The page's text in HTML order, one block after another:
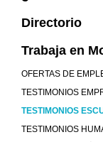
Directorio
Trabaja en
OFERTAS DE
TESTIMONIOS
TESTIMONIOS
TESTIMONIOS